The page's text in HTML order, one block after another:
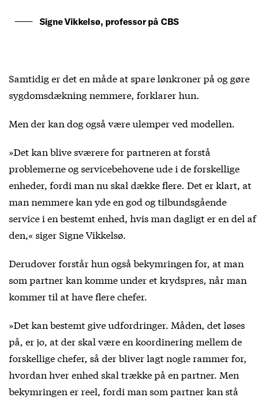
Signe Vikkelsø, professor på CBS
Samtidig er det en måde at spare lønkroner på og gøre
sygdomsdækning nemmere, forklarer hun.
Men der kan dog også være ulemper ved modellen.
»Det kan blive sværere for partneren at forstå
problemerne og servicebehovene ude i de forskellige
enheder, fordi man nu skal dække flere. Det er klart, at
man nemmere kan yde en god og tilbundsgående
service i en bestemt enhed, hvis man dagligt er en del af
den,« siger Signe Vikkelsø.
Derudover forstår hun også bekymringen for, at man
som partner kan komme under et krydspres, når man
kommer til at have flere chefer.
»Det kan bestemt give udfordringer. Måden, det løses
på, er jo, at der skal være en koordinering mellem de
forskellige chefer, så der bliver lagt nogle rammer for,
hvordan hver enhed skal trække på en partner. Men
bekymringen er reel, fordi man som partner kan stå